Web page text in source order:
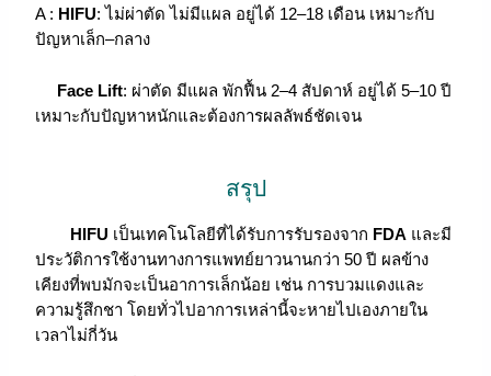
A : HIFU: ไม่ผ่าตัด ไม่มีแผล อยู่ได้ 12–18 เดือน เหมาะกับ
ปัญหาเล็ก–กลาง
Face Lift: ผ่าตัด มีแผล พักฟื้น 2–4 สัปดาห์ อยู่ได้ 5–10 ปี
เหมาะกับปัญหาหนักและต้องการผลลัพธ์ชัดเจน
สรุป
HIFU เป็นเทคโนโลยีที่ได้รับการรับรองจาก FDA และมี
ประวัติการใช้งานทางการแพทย์ยาวนานกว่า 50 ปี ผลข้าง
เคียงที่พบมักจะเป็นอาการเล็กน้อย เช่น การบวมแดงและ
ความรู้สึกชา โดยทั่วไปอาการเหล่านี้จะหายไปเองภายใน
เวลาไม่กี่วัน